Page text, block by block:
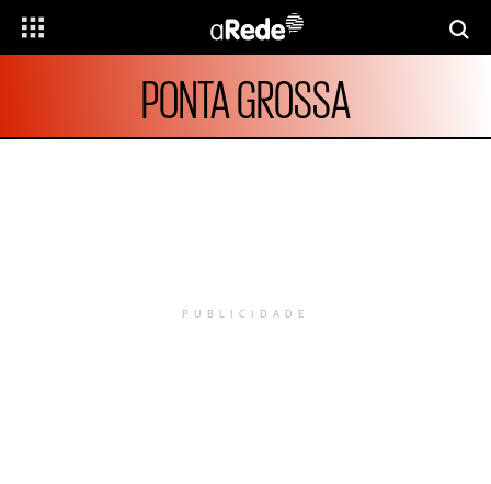
PONTA GROSSA
PUBLICIDADE